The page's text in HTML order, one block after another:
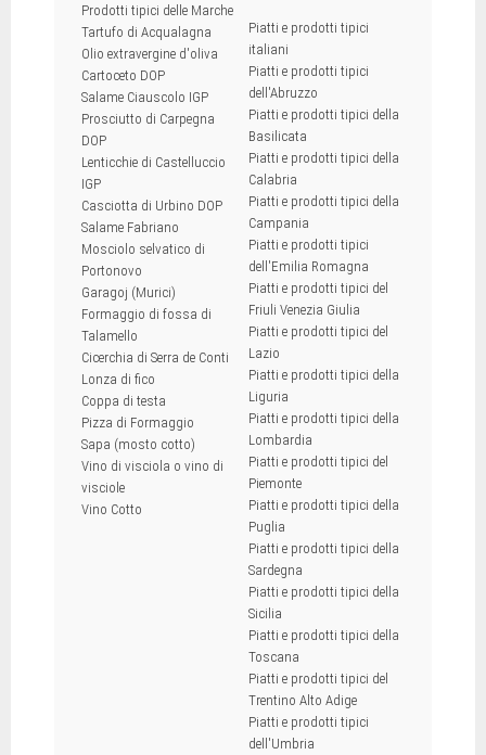
Prodotti tipici delle Marche
Tartufo di Acqualagna
Olio extravergine d'oliva
Cartoceto DOP
Salame Ciauscolo IGP
Prosciutto di Carpegna
DOP
Lenticchie di Castelluccio
IGP
Casciotta di Urbino DOP
Salame Fabriano
Mosciolo selvatico di
Portonovo
Garagoj (Murici)
Formaggio di fossa di
Talamello
Cicerchia di Serra de Conti
Lonza di fico
Coppa di testa
Pizza di Formaggio
Sapa (mosto cotto)
Vino di visciola o vino di
visciole
Vino Cotto
Piatti e prodotti tipici
italiani
Piatti e prodotti tipici
dell'Abruzzo
Piatti e prodotti tipici della
Basilicata
Piatti e prodotti tipici della
Calabria
Piatti e prodotti tipici della
Campania
Piatti e prodotti tipici
dell'Emilia Romagna
Piatti e prodotti tipici del
Friuli Venezia Giulia
Piatti e prodotti tipici del
Lazio
Piatti e prodotti tipici della
Liguria
Piatti e prodotti tipici della
Lombardia
Piatti e prodotti tipici del
Piemonte
Piatti e prodotti tipici della
Puglia
Piatti e prodotti tipici della
Sardegna
Piatti e prodotti tipici della
Sicilia
Piatti e prodotti tipici della
Toscana
Piatti e prodotti tipici del
Trentino Alto Adige
Piatti e prodotti tipici
dell'Umbria